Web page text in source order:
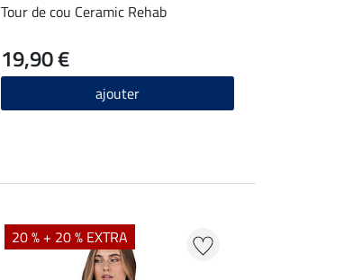
Tour de cou Ceramic Rehab
19,90 €
ajouter
20 % + 20 % EXTRA